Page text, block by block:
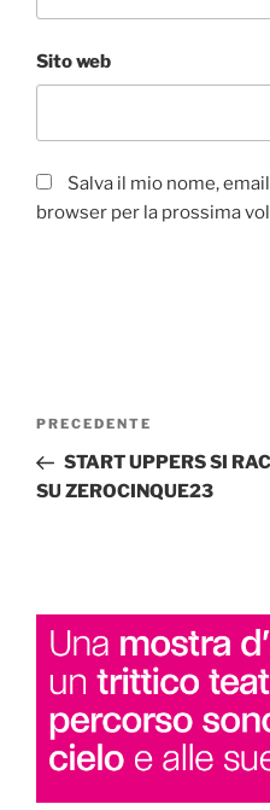
Sito web
Salva il mio nome,
browser per la prossima
Navigazione
Articolo
precedente:
PRECEDENTE
START UPPERS SI
SU ZEROCINQUE23